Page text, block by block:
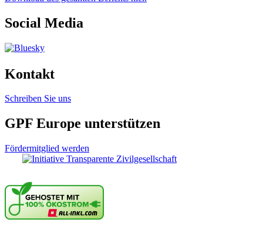
Social Media
Kontakt
Schreiben Sie uns
GPF Europe unterstützen
Fördermitglied werden